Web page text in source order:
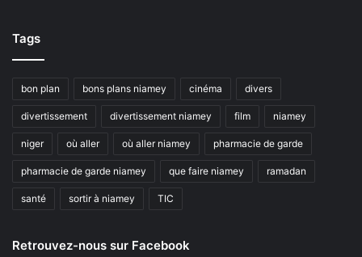
Tags
bon plan bons plans niamey cinéma divers
divertissement divertissement niamey film niamey
niger où aller où aller niamey pharmacie de garde
pharmacie de garde niamey que faire niamey ramadan
santé sortir à niamey TIC
Retrouvez-nous sur Facebook